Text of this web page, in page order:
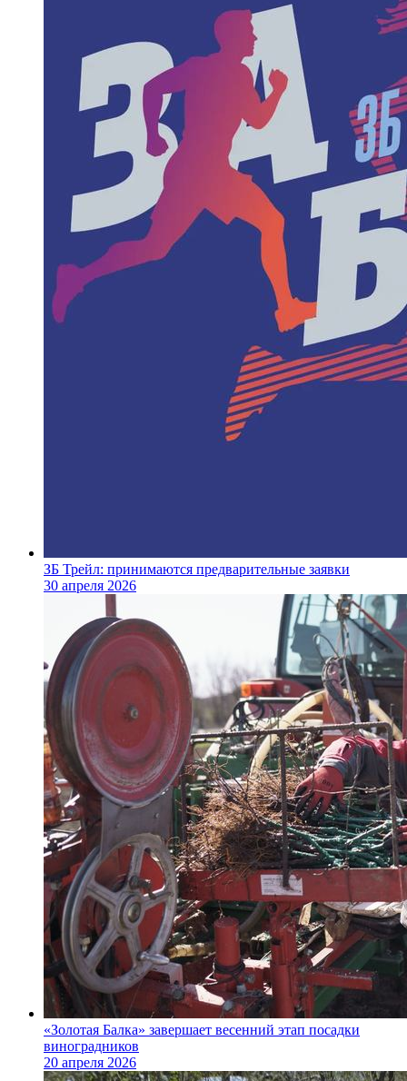
ЗБ Трейл: принимаются предварительные заявки
30 апреля 2026
«Золотая Балка» завершает весенний этап посадки
виноградников
20 апреля 2026